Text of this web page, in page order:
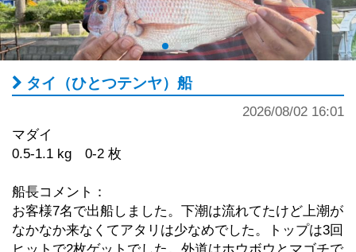
タイ（ひとつテンヤ）船
2026/08/02 16:01
マダイ
0.5-1.1 kg 0-2 枚
船長コメント：
お客様7名で出船しました。下潮は流れてたけど上潮が
なかなか来なくてアタリは少なめでした。トップは3回
ヒットで2枚ゲットでした。外道はホウボウとマゴチで